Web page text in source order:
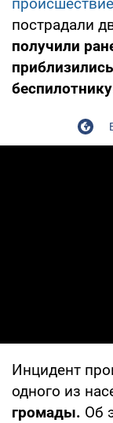
пострадали
получили
Инцидент
одного из
громады. Об